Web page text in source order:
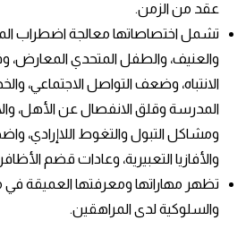
عقد من الزمن.
تشمل اختصاصاتها معالجة اضطراب
والعنيف، والطفل المتحدي المعارض،
الانتباه، وضعف التواصل الاجتماعي،
المدرسة وقلق الانفصال عن الأهل،
ومشاكل التبول والتغوط اللاإرادي،
والأفازيا التعبيرية، وعادات قضم
تظهر مهاراتها ومعرفتها العميقة في
والسلوكية لدى المراهقين.